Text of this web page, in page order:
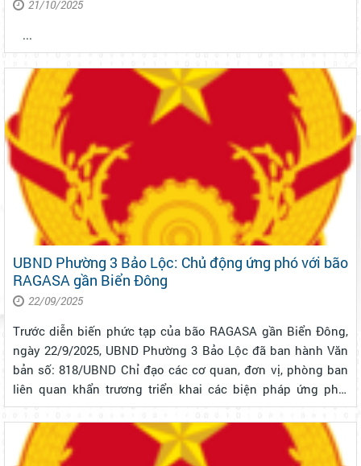
21/10/2025
...
UBND Phường 3 Bảo Lộc: Chủ động ứng phó với bão
RAGASA gần Biển Đông
22/09/2025
Trước diễn biến phức tạp của bão RAGASA gần Biển Đông,
ngày 22/9/2025, UBND Phường 3 Bảo Lộc đã ban hành Văn
bản số: 818/UBND Chỉ đạo các cơ quan, đơn vị, phòng ban
liên quan khẩn trương triển khai các biện pháp ứng phó,
đảm bảo an toàn tính mạng và tài sản của Nhân dân. Tăng
cường theo dõi, chủ...